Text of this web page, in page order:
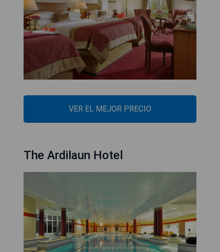
VER EL MEJOR PRECIO
The Ardilaun Hotel